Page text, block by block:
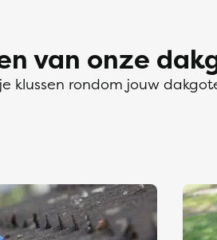
van onze
klussen rondom jouw